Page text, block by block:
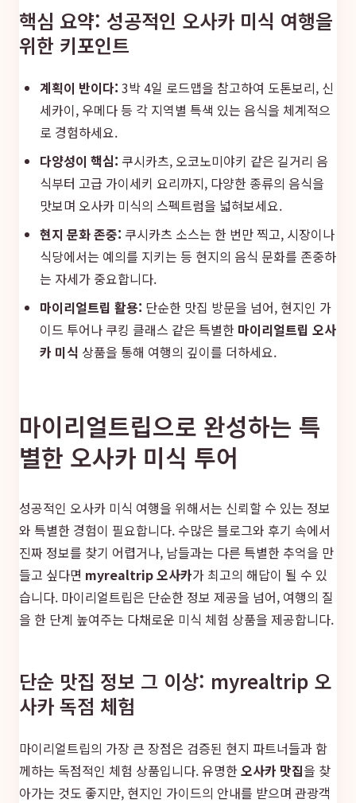
핵심 요약: 성공적인 오사카 미식 여행을
위한 키포인트
계획이 반이다: 3박 4일 로드맵을 참고하여 도톤보리, 신
세카이, 우메다 등 각 지역별 특색 있는 음식을 체계적으
로 경험하세요.
다양성이 핵심: 쿠시카츠, 오코노미야키 같은 길거리 음
식부터 고급 가이세키 요리까지, 다양한 종류의 음식을
맛보며 오사카 미식의 스펙트럼을 넓혀보세요.
현지 문화 존중: 쿠시카츠 소스는 한 번만 찍고, 시장이나
식당에서는 예의를 지키는 등 현지의 음식 문화를 존중하
는 자세가 중요합니다.
마이리얼트립 활용: 단순한 맛집 방문을 넘어, 현지인 가
이드 투어나 쿠킹 클래스 같은 특별한 마이리얼트립 오사
카 미식 상품을 통해 여행의 깊이를 더하세요.
마이리얼트립으로 완성하는 특
별한 오사카 미식 투어
성공적인 오사카 미식 여행을 위해서는 신뢰할 수 있는 정보
와 특별한 경험이 필요합니다. 수많은 블로그와 후기 속에서
진짜 정보를 찾기 어렵거나, 남들과는 다른 특별한 추억을 만
들고 싶다면 myrealtrip 오사카가 최고의 해답이 될 수 있
습니다. 마이리얼트립은 단순한 정보 제공을 넘어, 여행의 질
을 한 단계 높여주는 다채로운 미식 체험 상품을 제공합니다.
단순 맛집 정보 그 이상: myrealtrip 오
사카 독점 체험
마이리얼트립의 가장 큰 장점은 검증된 현지 파트너들과 함
께하는 독점적인 체험 상품입니다. 유명한오사카 맛집을 찾
아가는 것도 좋지만, 현지인 가이드의 안내를 받으며 관광객